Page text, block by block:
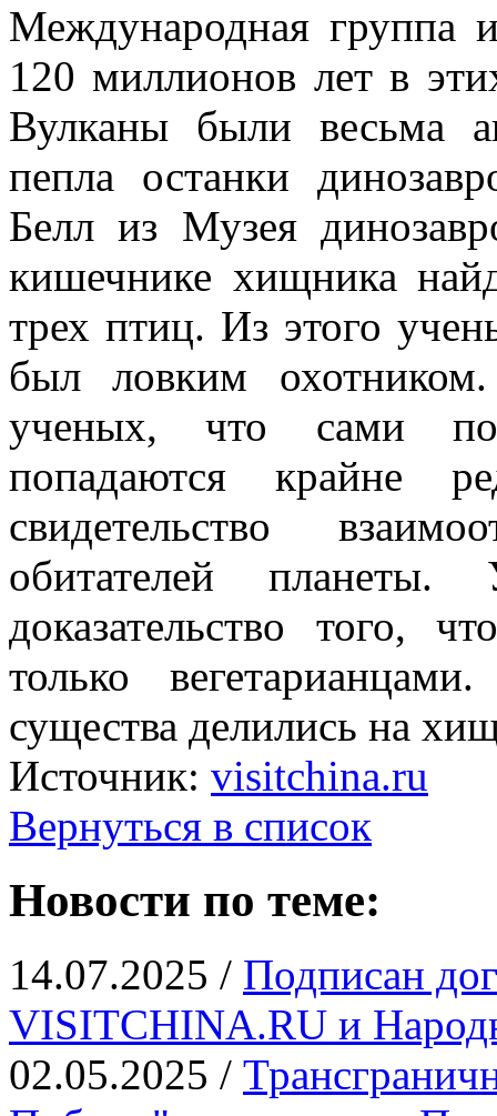
Международная группа
120 миллионов лет в
Вулканы были весьма
пепла останки
Белл из Музея
кишечнике хищника
трех птиц. Из этого
был ловким
ученых, что сами по
попадаются крайне
свидетельство
обитателей
доказательство того,
только
существа делились на
Источник: visitchina.ru
Вернуться в список
Новости по теме:
14.07.2025 / Подписан
VISITCHINA.RU и
02.05.2025 /